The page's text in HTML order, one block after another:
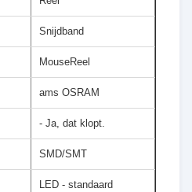
Snijdband
MouseReel
ams OSRAM
- Ja, dat klopt.
SMD/SMT
LED - standaard